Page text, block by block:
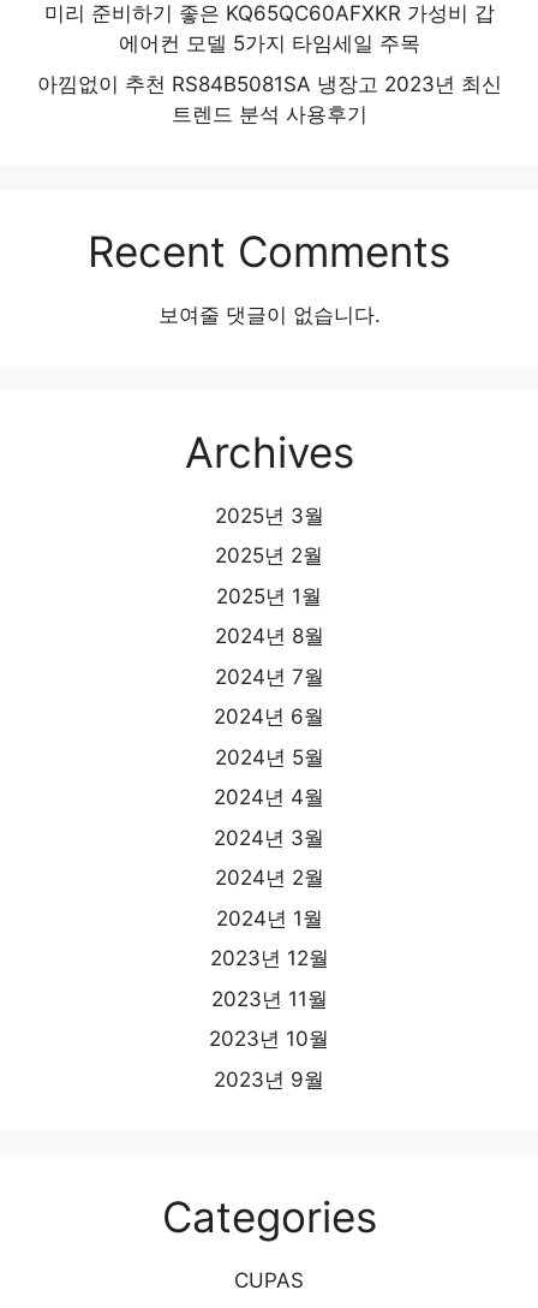
미리 준비하기 좋은 KQ65QC60AFXKR 가성비 갑
에어컨 모델 5가지 타임세일 주목
아낌없이 추천 RS84B5081SA 냉장고 2023년 최신
트렌드 분석 사용후기
Recent Comments
보여줄 댓글이 없습니다.
Archives
2025년 3월
2025년 2월
2025년 1월
2024년 8월
2024년 7월
2024년 6월
2024년 5월
2024년 4월
2024년 3월
2024년 2월
2024년 1월
2023년 12월
2023년 11월
2023년 10월
2023년 9월
Categories
CUPAS